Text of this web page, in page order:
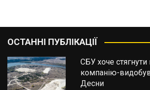
ОСТАННІ ПУБЛІКАЦІЇ
СБУ хоче
компанію-
Десни